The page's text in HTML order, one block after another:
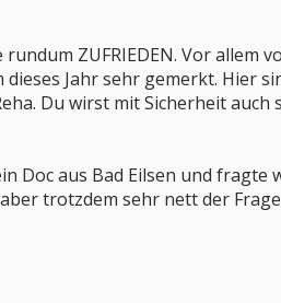
ZUFRIEDEN. Vor allem
Jahr sehr gemerkt. Hier
Du wirst mit Sicherheit auch
Doc aus Bad Eilsen und fragte
trotzdem sehr nett der